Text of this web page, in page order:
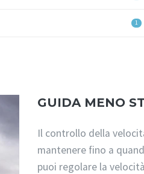
1
GUIDA MENO
Il controllo della
mantenere fino a
puoi regolare la